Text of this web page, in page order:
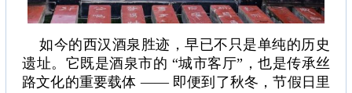
如今的西汉酒泉胜迹，早已不只是单纯的历史
遗址。它既是酒泉市的 “城市客厅”，也是传承丝
路文化的重要载体 —— 即便到了秋冬，节假日里